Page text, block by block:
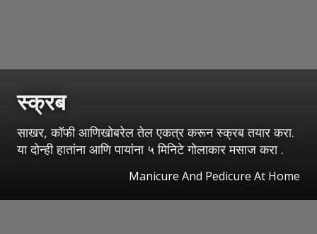
स्क्रब
साखर, कॉफी आणिखोबरेल तेल एकत्र करून स्क्रब तयार करा.
या दोन्ही हातांना आणि पायांना ५ मिनिटे गोलाकार मसाज करा .
Manicure And Pedicure At Home